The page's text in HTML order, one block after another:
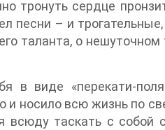
сердце
песни – и
таланта, о
в виде «перекати-
носило всю жизнь по
таскать с собой